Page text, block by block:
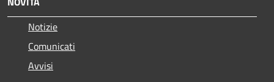
Notizie
Comunicati
Avvisi